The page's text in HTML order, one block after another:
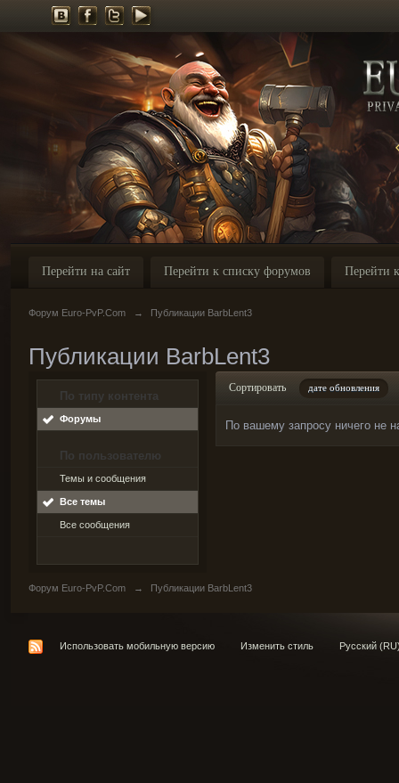
Перейти на сайт Перейти к списку форумов Перейти
Форум Euro-PvP.Com → Публикации BarbLent3
Публикации BarbLent3
По типу контента
Форумы
По пользователю
Темы и сообщения
Все темы
Все сообщения
Сортировать дате обновления
По вашему запросу ничего не
Форум Euro-PvP.Com → Публикации BarbLent3
Использовать мобильную версию Изменить стиль Русский